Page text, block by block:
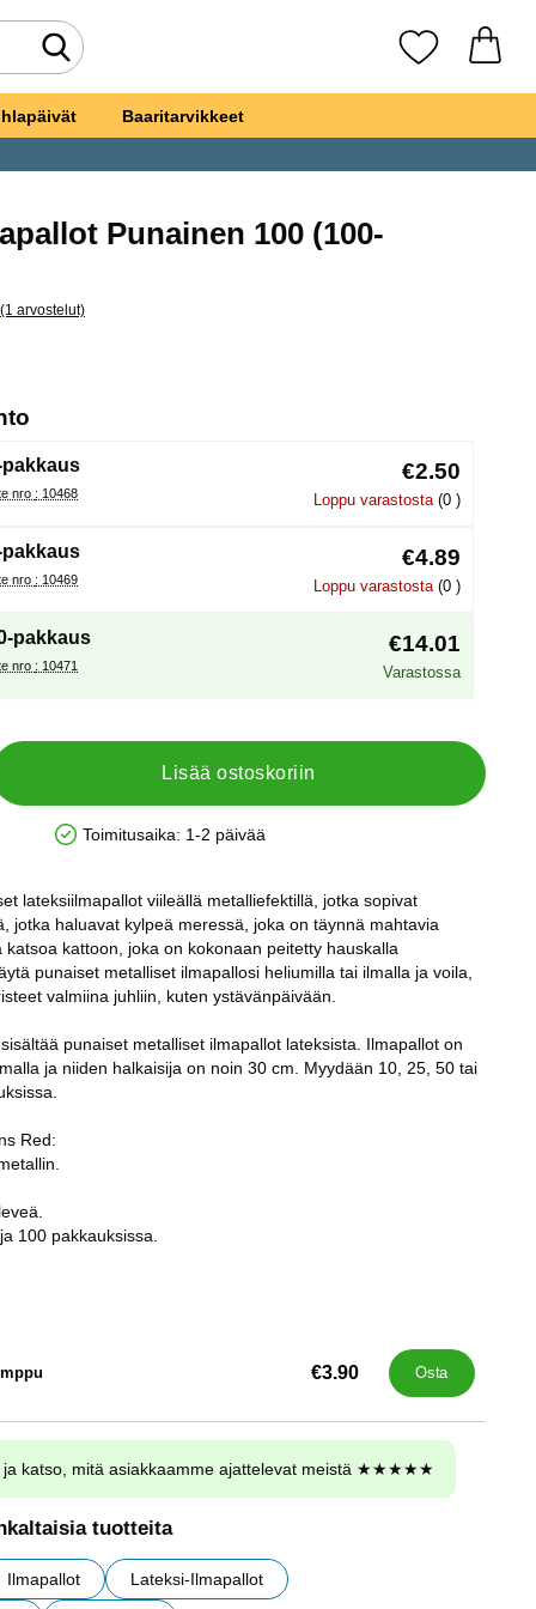
Tee haku Suosikkini
Baaritarvikkeet
Punainen 100 (100-
kaikki arvostelut
(1 arvostelut)
pakkaus
Tuote nro : 10468
€2.50
Loppu varastosta (0 )
pakkaus
Tuote nro : 10469
€4.89
Loppu varastosta (0 )
pakkaus
Tuote nro : 10471
€14.01
Varastossa
Lisää ostoskoriin
Saatavuus: Varastossa
Toimitusaika: 1-2 päivää
lateksiilmapallot viileällä metalliefektillä, jotka sopivat
jotka haluavat kylpeä meressä, joka on täynnä mahtavia
katsoa kattoon, joka on kokonaan peitetty hauskalla
punaiset metalliset ilmapallosi heliumilla tai ilmalla ja voila,
valmiina juhliin, kuten ystävänpäivään.
punaiset metalliset ilmapallot lateksista. Ilmapallot on
ja niiden halkaisija on noin 30 cm. Myydään 10, 25, 50 tai
Red:
100 pakkauksissa.
€3.90 Osta
ja katso, mitä asiakkaamme ajattelevat meistä ★★★★★
tuotteita
Ilmapallot Lateksi-Ilmapallot